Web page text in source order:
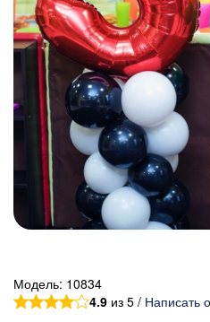
Модель: 10834
4.9 из 5 / Написать